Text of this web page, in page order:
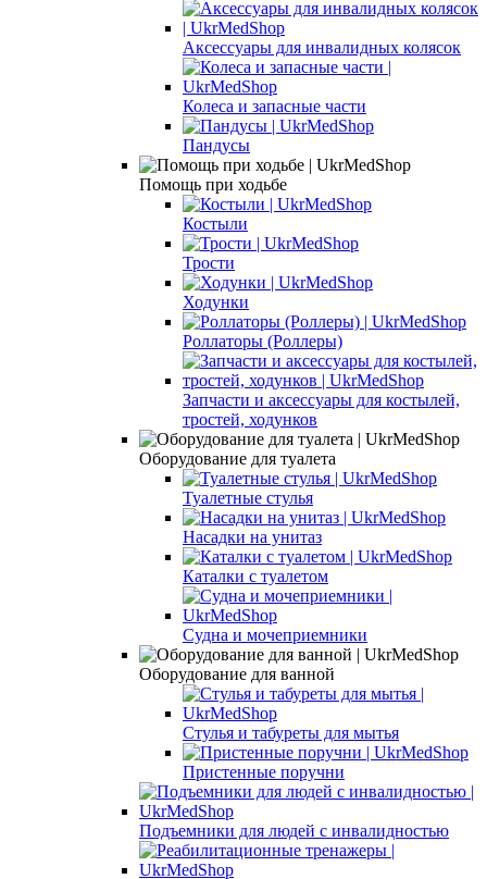
Аксессуары для инвалидных колясок
Колеса и запасные части
Пандусы
Помощь при ходьбе
Костыли
Трости
Ходунки
Роллаторы (Роллеры)
Запчасти и аксессуары для костылей,
тростей, ходунков
Оборудование для туалета
Туалетные стулья
Насадки на унитаз
Каталки с туалетом
Судна и мочеприемники
Оборудование для ванной
Стулья и табуреты для мытья
Пристенные поручни
Подъемники для людей с инвалидностью